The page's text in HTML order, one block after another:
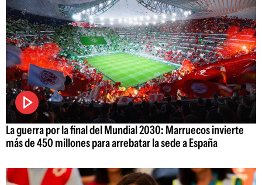
La guerra por la final del Mundial 2030: Marruecos invierte
más de 450 millones para arrebatar la sede a España